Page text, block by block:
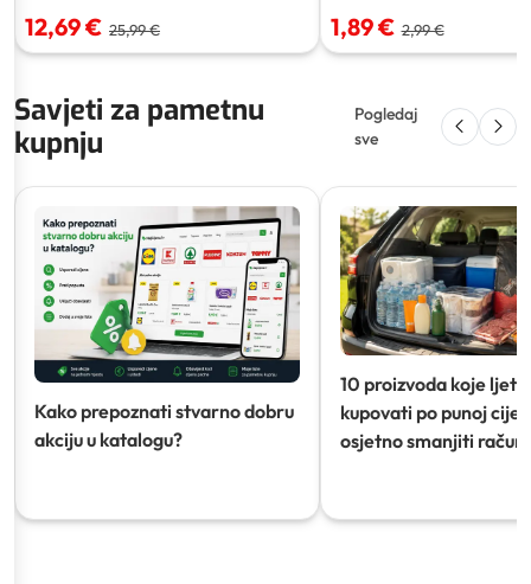
12,69 € 25,99 € 1,89 € 2,99 €
Savjeti za pametnu
kupnju
Pogledaj
sve
Kako prepoznati stvarno dobru
akciju u katalogu?
10 proizvoda koje ljeti
kupovati po punoj
osjetno smanjiti račun)